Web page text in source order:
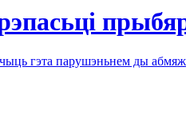
гэта парушэньнем ды